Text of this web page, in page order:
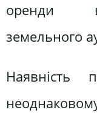
оренди
земельного
Наявність